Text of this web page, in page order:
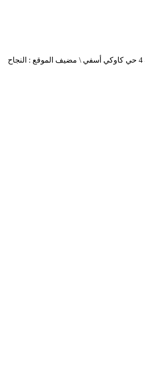
أسفي جنوب safisud صحيفة إلكترونية \ التصريح بالإصدار عدد 03-14 \ مدير النشر : منير الغرنيتي \ الإدارة والتحرير : كنزة المسيتف \ عنوان الصحيفة : 125 المجموعة 4 حي كاوكي أسفي \ مضيف الموقع : النجاح